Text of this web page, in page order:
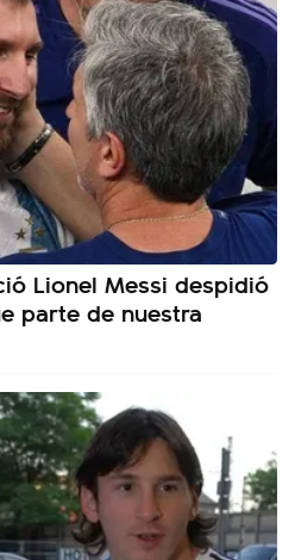
Lionel Messi despidió
parte de nuestra